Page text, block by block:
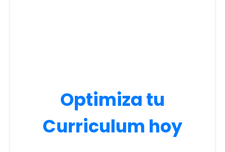
Optimiza tu
Curriculum hoy